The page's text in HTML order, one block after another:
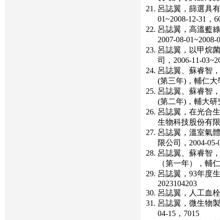
呂誌翼，篩選具
01~2008-12-31，
呂誌翼，高溫藍
2007-08-01~2008-
呂誌翼，以甲烷
司，2006-11-
呂誌翼、蘇睿智
(第三年)，輔仁大
呂誌翼、蘇睿智
(第二年)，輔大研
呂誌翼，在光合
生物科技股份有限
呂誌翼，溫室氣
限公司，2004-05-
呂誌翼、蘇睿智
（第一年），輔
呂誌翼，93年度
2023104203
呂誌翼，人工血
呂誌翼，微生物
04-15，7015